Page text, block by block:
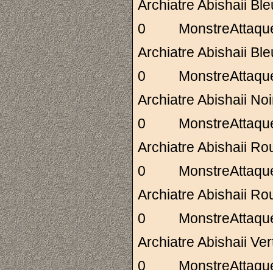
Archiatre
0
Archiatre
0
Archiatre
0
Archiatre Abishaii
0
Archiatre Abishaii
0
Archiatre Abishaii
0